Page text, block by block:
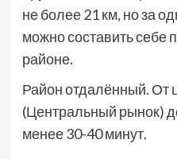
не более 21 км, но за
можно составить себе
районе.
Район отдалённый. От
(Центральный рынок)
менее 30-40 минут.